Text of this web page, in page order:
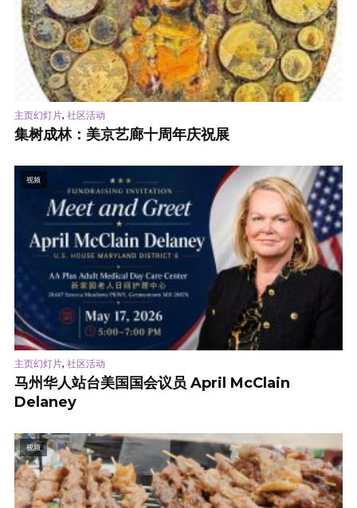
主页幻灯片, 社区活动
集树成林：美京艺廊十周年庆祝展
视频
主页幻灯片, 社区活动
马州华人站台美国国会议员 April McClain
Delaney
视频